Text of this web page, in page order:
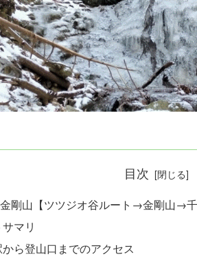
目次
金剛山【ツツジオ谷ルート→金剛山→千
マリ
ら登山口までのアクセス